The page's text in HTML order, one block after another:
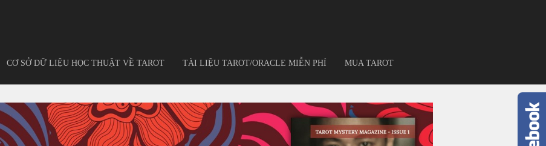
CƠ SỞ DỮ LIỆU HỌC THUẬT VỀ TAROT TÀI LIỆU TAROT/ORACLE MIỄN PHÍ MUA TAROT